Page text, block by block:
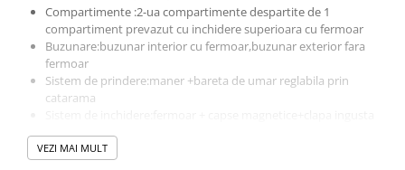
Compartimente :2-ua compartimente despartite de 1
compartiment prevazut cu inchidere superioara cu fermoar
Buzunare:buzunar interior cu fermoar,buzunar exterior fara
fermoar
Sistem de prindere:maner +bareta de umar reglabila prin
catarama
cu capsa magnetica
Altele:picioruse metalice
VEZI MAI MULT